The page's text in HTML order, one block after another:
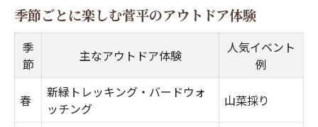
菅平アウトドアで叶う心身リフレッシュ法
仲間と満喫する菅平休日の過ごし方
菅平アウトドアで人気のリラックス術
季節ごとに楽しむ菅平のアウトドア体験
季
節
主なアウトドア体験
人気イベント
例
春
新緑トレッキング・バードウォ
ッチング
山菜採り